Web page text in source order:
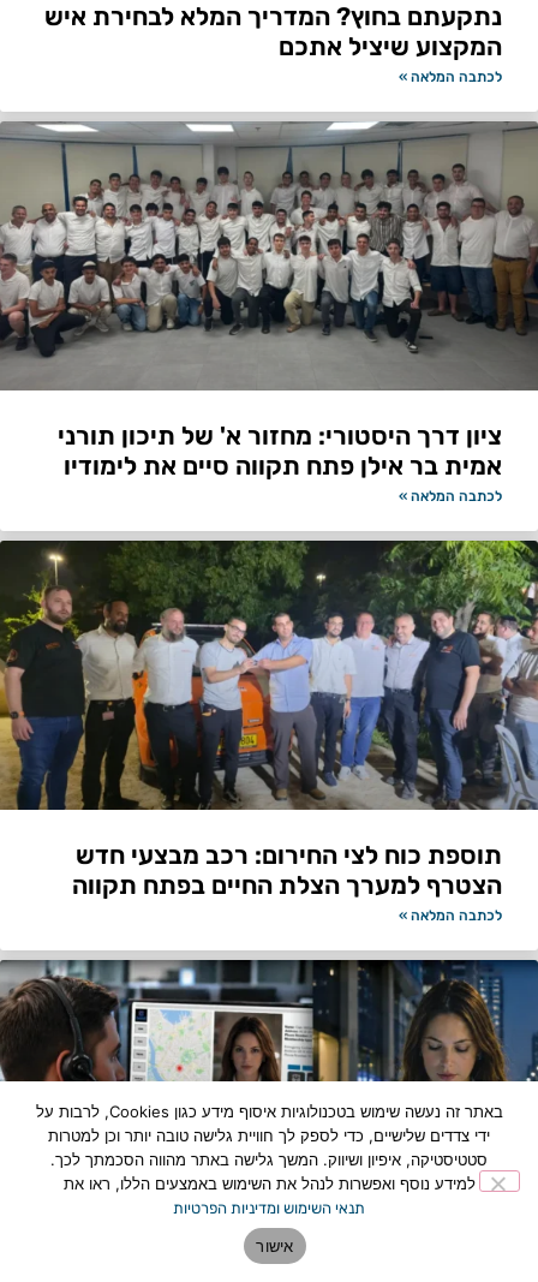
נתקעתם בחוץ? המדריך המלא לבחירת איש
המקצוע שיציל אתכם
לכתבה המלאה »
ציון דרך היסטורי: מחזור א' של תיכון תורני
אמית בר אילן פתח תקווה סיים את לימודיו
לכתבה המלאה »
תוספת כוח לצי החירום: רכב מבצעי חדש
הצטרף למערך הצלת החיים בפתח תקווה
לכתבה המלאה »
מהפכת ביטחון בפתח תקווה: עיריית פ"ת
באתר זה נעשה שימוש בטכנולוגיות איסוף מידע כגון Cookies, לרבות על
ידי צדדים שלישיים, כדי לספק לך חוויית גלישה טובה יותר וכן למטרות
סטטיסטיקה, איפיון ושיווק. המשך גלישה באתר מהווה הסכמתך לכך.
למידע נוסף ואפשרות לנהל את השימוש באמצעים הללו, ראו את
תנאי השימוש ומדיניות הפרטיות
אישור